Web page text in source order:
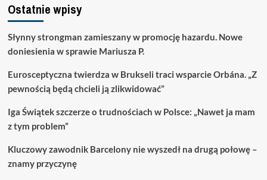
Ostatnie wpisy
Słynny strongman zamieszany w promocję hazardu. Nowe
doniesienia w sprawie Mariusza P.
Eurosceptyczna twierdza w Brukseli traci wsparcie Orbána. „Z
pewnością będą chcieli ją zlikwidować”
Iga Świątek szczerze o trudnościach w Polsce: „Nawet ja mam
z tym problem”
Kluczowy zawodnik Barcelony nie wyszedł na drugą połowę –
znamy przyczynę